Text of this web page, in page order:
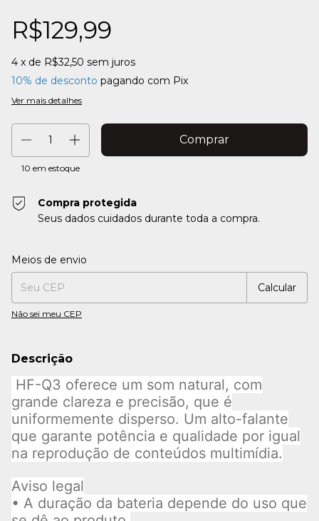
R$129,99
4 x de R$32,50 sem juros
10% de desconto pagando com Pix
Ver mais detalhes
10 em estoque
Compra protegida
Seus dados cuidados durante toda a compra.
Entregas para o CEP:
Meios de envio
Calcular
Não sei meu CEP
Descrição
HF-Q3 oferece um som natural, com
grande clareza e precisão, que é
uniformemente disperso. Um alto-falante
que garante potência e qualidade por igual
na reprodução de conteúdos multimídia.
Aviso legal
• A duração da bateria depende do uso que